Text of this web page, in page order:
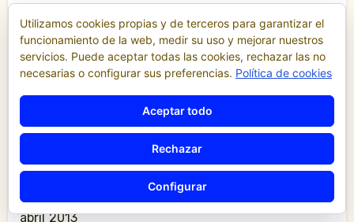
noviembre 2013
octubre 2013
julio 2013
junio 2013
mayo 2013
abril 2013
Utilizamos cookies propias y de terceros para garantizar el
funcionamiento de la web, medir su uso y mejorar nuestros
servicios. Puede aceptar todas las cookies, rechazar las no
necesarias o configurar sus preferencias. Política de cookies
Aceptar todo
Rechazar
Configurar